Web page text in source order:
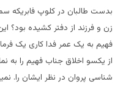
بدست طالبان در کلوپ فابریکه
زن و فرزند از دفتر کشیده بود؟
فهیم به یک عمر فدا کاری یک
از یکسو اخلاق جناب فهیم را به
شناسی پروان در نظر ایشان را.